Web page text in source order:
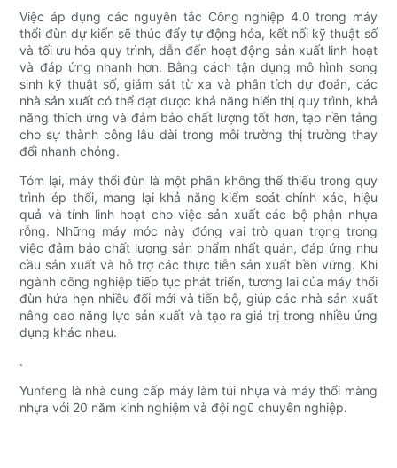
Việc áp dụng các nguyên tắc Công nghiệp 4.0 trong máy
thổi đùn dự kiến ​​sẽ thúc đẩy tự động hóa, kết nối kỹ thuật số
và tối ưu hóa quy trình, dẫn đến hoạt động sản xuất linh hoạt
và đáp ứng nhanh hơn. Bằng cách tận dụng mô hình song
sinh kỹ thuật số, giám sát từ xa và phân tích dự đoán, các
nhà sản xuất có thể đạt được khả năng hiển thị quy trình, khả
năng thích ứng và đảm bảo chất lượng tốt hơn, tạo nền tảng
cho sự thành công lâu dài trong môi trường thị trường thay
đổi nhanh chóng.
Tóm lại, máy thổi đùn là một phần không thể thiếu trong quy
trình ép thổi, mang lại khả năng kiểm soát chính xác, hiệu
quả và tính linh hoạt cho việc sản xuất các bộ phận nhựa
rỗng. Những máy móc này đóng vai trò quan trọng trong
việc đảm bảo chất lượng sản phẩm nhất quán, đáp ứng nhu
cầu sản xuất và hỗ trợ các thực tiễn sản xuất bền vững. Khi
ngành công nghiệp tiếp tục phát triển, tương lai của máy thổi
đùn hứa hẹn nhiều đổi mới và tiến bộ, giúp các nhà sản xuất
nâng cao năng lực sản xuất và tạo ra giá trị trong nhiều ứng
dụng khác nhau.
.
Yunfeng là nhà cung cấp máy làm túi nhựa và máy thổi màng
nhựa với 20 năm kinh nghiệm và đội ngũ chuyên nghiệp.